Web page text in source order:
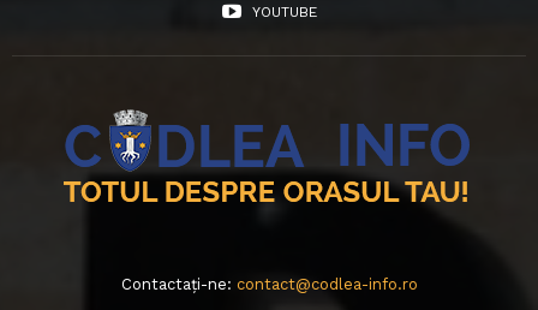
YOUTUBE
Contactați-ne: contact@codlea-info.ro